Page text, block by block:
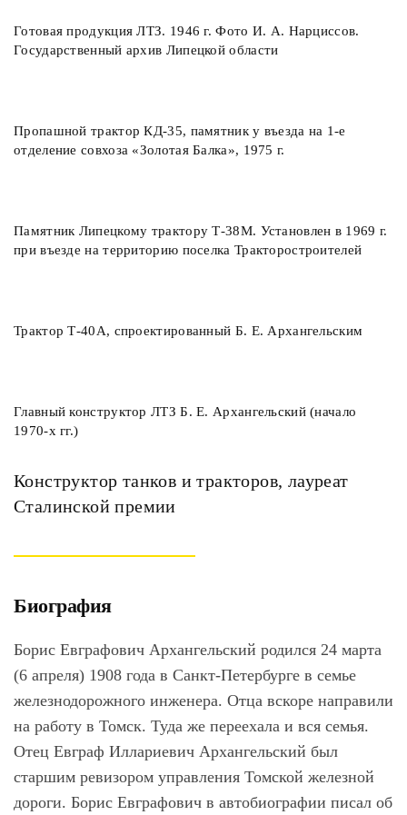
Конструктор танков и тракторов, лауреат
Сталинской премии
Биография
Борис Евграфович Архангельский родился 24 марта
(6 апреля) 1908 года в Санкт-Петербурге в семье
железнодорожного инженера. Отца вскоре направили
на работу в Томск. Туда же переехала и вся семья.
Отец Евграф Иллариевич Архангельский был
старшим ревизором управления Томской железной
дороги. Борис Евграфович в автобиографии писал об
Готовая продукция ЛТЗ. 1946 г. Фото И. А. Нарциссов.
Государственный архив Липецкой области
Пропашной трактор КД-35, памятник у въезда на 1-е
отделение совхоза «Золотая Балка», 1975 г.
Памятник Липецкому трактору Т-38М. Установлен в 1969 г.
при въезде на территорию поселка Тракторостроителей
Трактор Т-40А, спроектированный Б. Е. Архангельским
Главный конструктор ЛТЗ Б. Е. Архангельский (начало
1970-х гг.)